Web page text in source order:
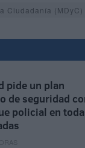
Ciudadanía (MDyC)
pide un plan
de seguridad
policial en